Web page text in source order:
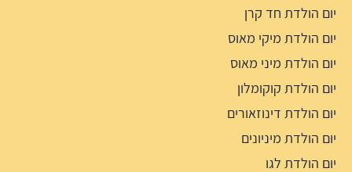
יום הולדת חד קרן
יום הולדת מיקי מאוס
יום הולדת מיני מאוס
יום הולדת קוקומלון
יום הולדת דינוזאורים
יום הולדת מיניונים
יום הולדת לגו